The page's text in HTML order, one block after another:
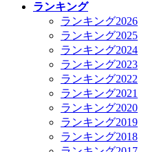
ランキング
ランキング2026
ランキング2025
ランキング2024
ランキング2023
ランキング2022
ランキング2021
ランキング2020
ランキング2019
ランキング2018